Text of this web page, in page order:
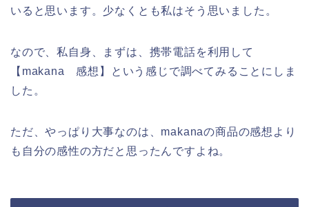
いると思います。少なくとも私はそう思いました。
なので、私自身、まずは、携帯電話を利用して
【makana 感想】という感じで調べてみることにしま
した。
ただ、やっぱり大事なのは、makanaの商品の感想より
も自分の感性の方だと思ったんですよね。